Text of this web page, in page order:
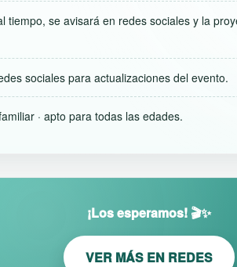
tiempo, se avisará en redes sociales y la
sociales para actualizaciones del evento.
· apto para todas las edades.
¡Los esperamos! 🎬✨
VER MÁS EN REDES